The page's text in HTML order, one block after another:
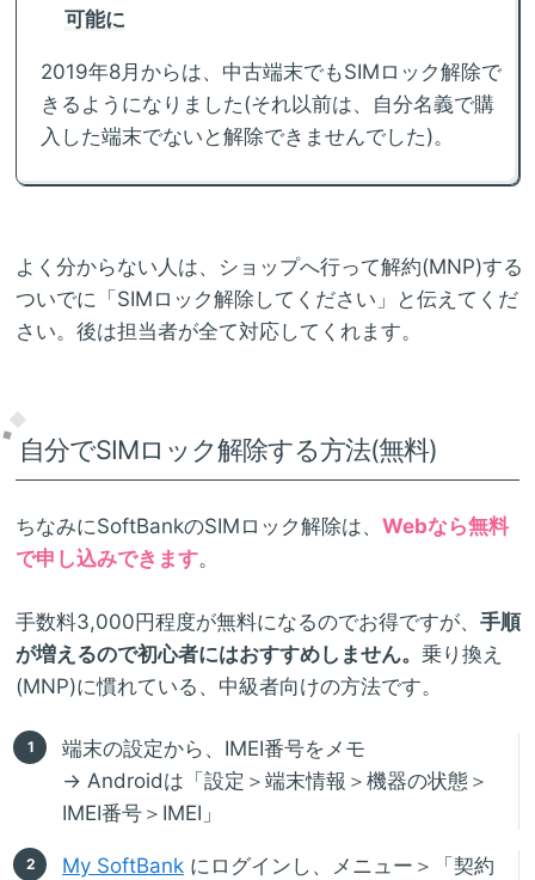
可能に
2019年8月からは、中古端末でもSIMロック解除で
きるようになりました(それ以前は、自分名義で購
入した端末でないと解除できませんでした)。
よく分からない人は、ショップへ行って解約(MNP)する
ついでに「SIMロック解除してください」と伝えてくだ
さい。後は担当者が全て対応してくれます。
自分でSIMロック解除する方法(無料)
ちなみにSoftBankのSIMロック解除は、 Webなら無料
で申し込みできます。
手数料3,000円程度が無料になるのでお得ですが、 手順
が増えるので初心者にはおすすめしません。 乗り換え
(MNP)に慣れている、中級者向けの方法です。
端末の設定から、IMEI番号をメモ
→ Androidは「設定＞端末情報＞機器の状態＞
IMEI番号＞IMEI」
My SoftBank にログインし、メニュー＞「契約